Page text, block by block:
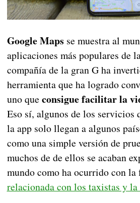
Google Maps se muestra al
aplicaciones más populares de
compañía de la gran G ha
herramienta que ha logrado
uno que consigue facilitar la
Eso sí, algunos de los servicios
la app solo llegan a algunos
como una simple versión de
muchos de de ellos se acaban
mundo como ha ocurrido con
relacionada con los taxistas y